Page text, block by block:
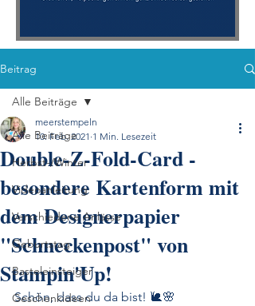
Beitrag
Alle Beiträge
Herbst-/Winter
Videoanleitung
Verschiedene Anlässe
Geburtstag
Basteleinsteiger
Geschenkideen
Alle Beiträge
Double-Z-Fold-Card -
besondere Kartenform mit
dem Designerpapier
"Schneckenpost" von
Stampin'Up!
meerstempeln
10. Feb. 2021 1 Min. Lesezeit
Schön, dass du da bist! 🐌🌸